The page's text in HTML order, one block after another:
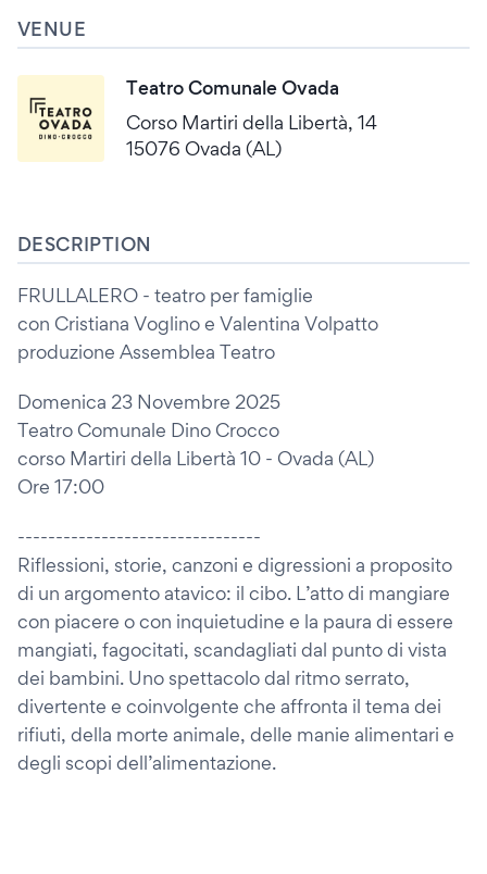
VENUE
Teatro Comunale Ovada
Corso Martiri della Libertà, 14
15076 Ovada (AL)
DESCRIPTION
FRULLALERO - teatro per famiglie
con Cristiana Voglino e Valentina Volpatto
produzione Assemblea Teatro
Domenica 23 Novembre 2025
Teatro Comunale Dino Crocco
corso Martiri della Libertà 10 - Ovada (AL)
Ore 17:00
--------------------------------
Riflessioni, storie, canzoni e digressioni a proposito
di un argomento atavico: il cibo. L’atto di mangiare
con piacere o con inquietudine e la paura di essere
mangiati, fagocitati, scandagliati dal punto di vista
dei bambini. Uno spettacolo dal ritmo serrato,
divertente e coinvolgente che affronta il tema dei
rifiuti, della morte animale, delle manie alimentari e
degli scopi dell’alimentazione.